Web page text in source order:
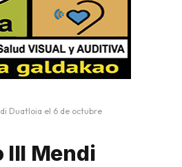
Duatloia el 6 de octubre
III Mendi